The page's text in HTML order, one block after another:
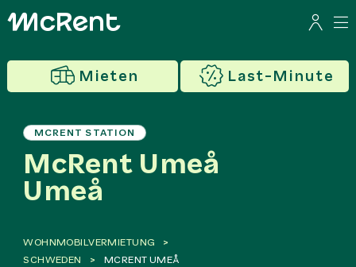
Mieten Last-Minute
MCRENT STATION
McRent Umeå
Umeå
WOHNMOBILVERMIETUNG
SCHWEDEN
MCRENT UMEÅ